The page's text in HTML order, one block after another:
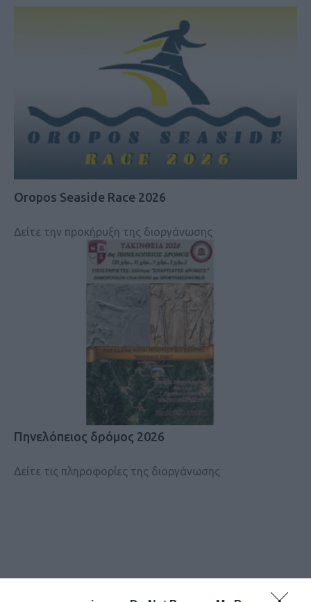
Oropos Seaside Race 2026
Δείτε την προκήρυξη της διοργάνωσης
Πηνελόπειος δρόμος 2026
Δείτε τις πληροφορίες της διοργάνωσης